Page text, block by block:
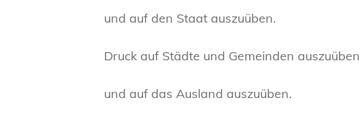
und auf den Staat auszuüben.
Druck auf Städte und Gemeinden auszuüben
und auf das Ausland auszuüben.